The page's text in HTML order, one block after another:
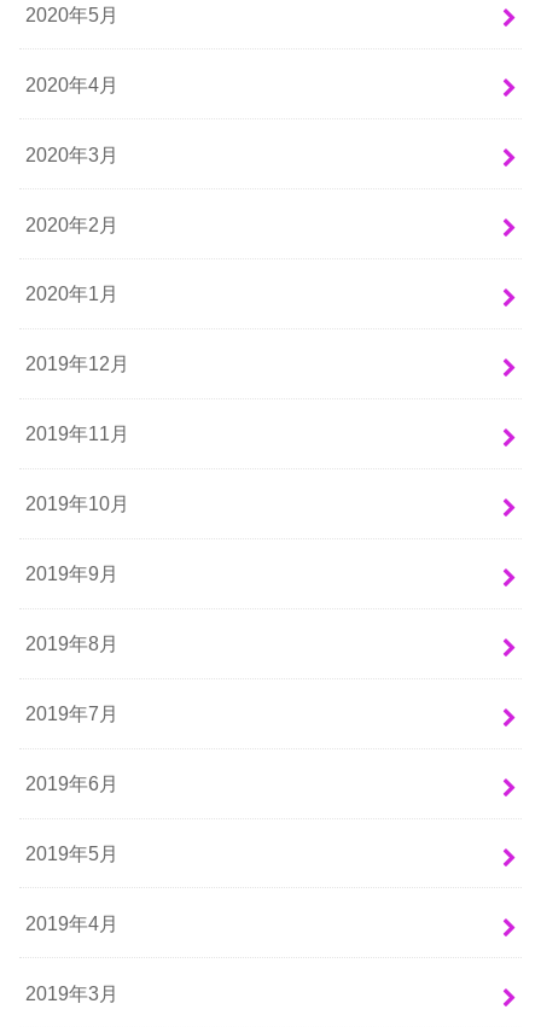
2020年5月
2020年4月
2020年3月
2020年2月
2020年1月
2019年12月
2019年11月
2019年10月
2019年9月
2019年8月
2019年7月
2019年6月
2019年5月
2019年4月
2019年3月